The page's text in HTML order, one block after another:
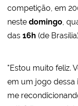
competição, em
neste domingo,
das 16h (de
"Estou muito feliz.
em um jogo dessa
me